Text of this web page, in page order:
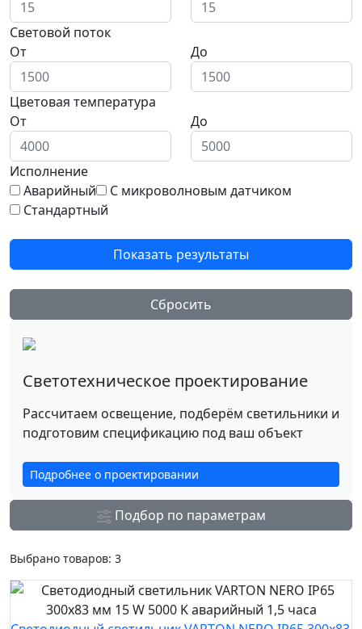
Световой поток
От
До
Цветовая температура
От
До
Исполнение
Аварийный
С микроволновым датчиком
Стандартный
Показать результаты
Сбросить
Светотехническое проектирование
Рассчитаем освещение, подберём светильники и
подготовим спецификацию под ваш объект
Подробнее о проектировании
Подбор по параметрам
Выбрано товаров: 3